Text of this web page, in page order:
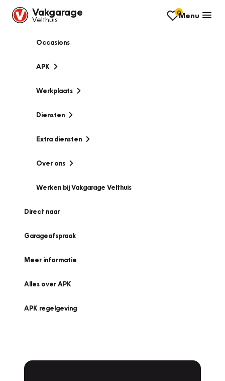
Vakgarage
Velthuis
0Menu
Occasions
APK
Werkplaats
Diensten
Extra diensten
Over ons
Werken bij Vakgarage Velthuis
Direct naar
Garageafspraak
Meer informatie
Alles over APK
APK regelgeving